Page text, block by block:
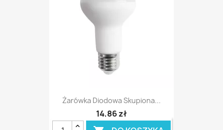
Żarówka Diodowa Skupiona...
14,86 zł